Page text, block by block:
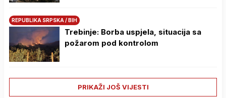
REPUBLIKA SRPSKA / BIH
Trebinje: Borba uspjela, situacija sa
požarom pod kontrolom
PRIKAŽI JOŠ VIJESTI